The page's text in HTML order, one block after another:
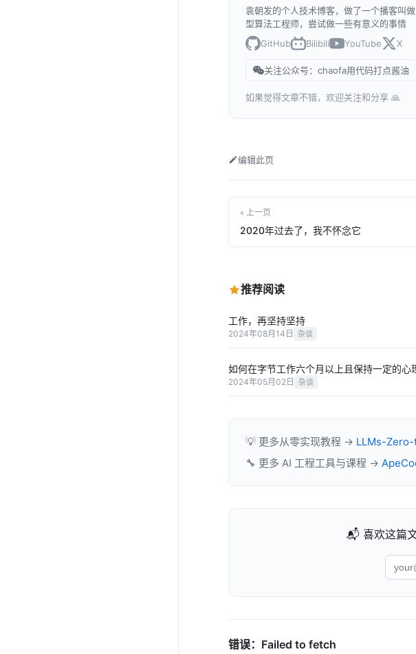
袁朝发的个人技术博客，做了一个播客叫
型算法工程师，尝试做一些有意义的事情
GitHub
Bilibili YouTube X
关注公众号：chaofa用代码打点酱油
如果觉得文章不错，欢迎关注和分享 🙏
编辑此页
« 上一页
2020年过去了，我不怀念它
推荐阅读
工作，再坚持坚持
2024年08月14日 杂谈
如何在字节工作六个月以上且保持一定的心
2024年05月02日 杂谈
💡 更多从零实现教程 → LLMs-
🔧 更多 AI 工程工具与课程 →
📬 喜欢这篇